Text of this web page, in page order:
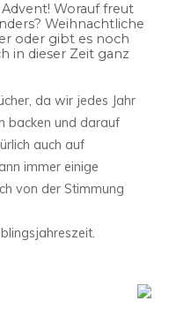
Worauf freut
Weihnachtliche
oder gibt es noch
in dieser Zeit ganz
da wir jedes Jahr
backen und darauf
auch auf
immer einige
von der Stimmung